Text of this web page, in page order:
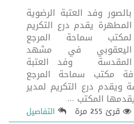
بالصور وفد العتبة الرضوية
المطهرة يقدم درع التكريم
لمكتب سماحة المرجع
اليعقوبي في مشهد
المقدسة وفد العتبة
مكتب سماحة المرجع
درع التكريم لمدير
المكتب ...
قرئ 255 مرة
التفاصيل